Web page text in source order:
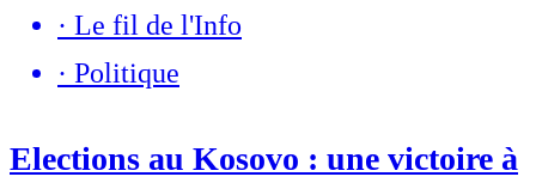
· Le fil de l'Info
· Politique
Elections au Kosovo : une victoire à